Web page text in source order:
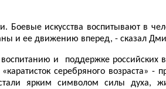
искусства воспитывают в
и ее движению вперед, - сказал
и поддержке российских
серебряного возраста» -
ярким символом силы духа,